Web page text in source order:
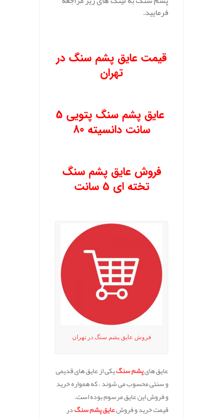
فرمایید.
قیمت عایق پشم سنگ در
تهران
عایق پشم سنگ پتویی 5
سانت دانسیته 80
فروش عایق پشم سنگ
تخته ای 5 سانت
فروش عایق پشم سنگ در تهران
عایق هایپشم سنگیکی از عایق های قدیمی
و سنتی محسوب می شوند ، که همواره خرید
و فروش این عایق مرسوم بوده است.
قیمت خرید و فروشعایق پشم سنگدر